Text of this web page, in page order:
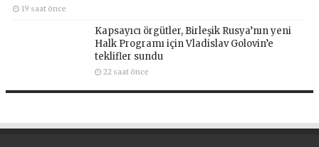
19 saat önce
Kapsayıcı örgütler, Birleşik Rusya’nın yeni
Halk Programı için Vladislav Golovin’e
teklifler sundu
22 saat önce